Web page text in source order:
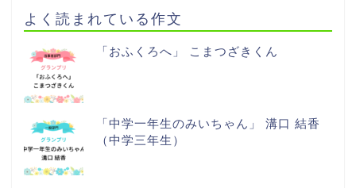
よく読まれている作文
「おふくろへ」 こまつざきくん
「中学一年生のみいちゃん」 溝口 結香
（中学三年生）